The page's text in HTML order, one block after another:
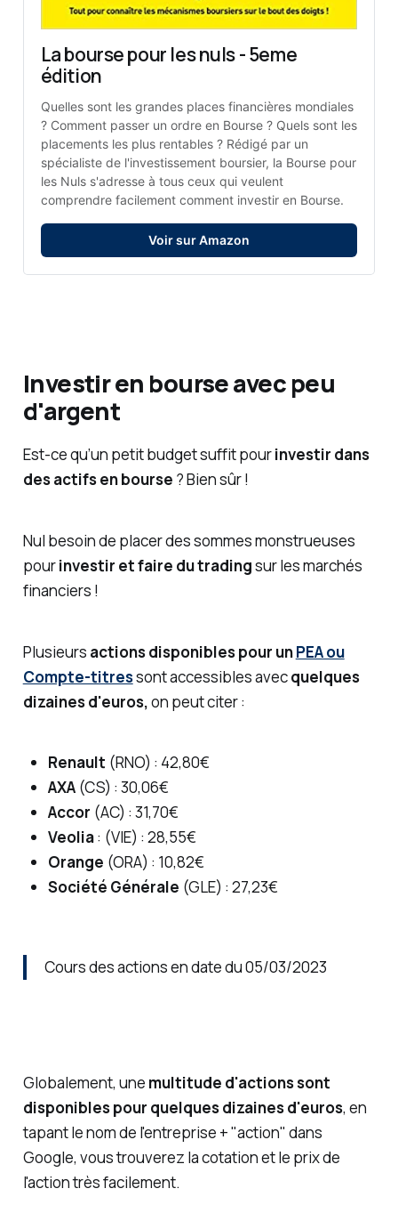
La bourse pour les nuls - 5eme
édition
Quelles sont les grandes places financières mondiales
? Comment passer un ordre en Bourse ? Quels sont les
placements les plus rentables ? Rédigé par un
spécialiste de l'investissement boursier, la Bourse pour
les Nuls s'adresse à tous ceux qui veulent
comprendre facilement comment investir en Bourse.
Voir sur Amazon
Investir en bourse avec peu
d'argent
Est-ce qu’un petit budget suffit pourinvestir dans
des actifs en bourse ? Bien sûr !
Nul besoin de placer des sommes monstrueuses
pourinvestir et faire du tradingsur les marchés
financiers !
Plusieurs actions disponibles pour unPEA ou
Compte-titressont accessibles avecquelques
dizaines d'euros,on peut citer :
Renault (RNO) : 42,80€
AXA(CS) : 30,06€
Accor (AC) : 31,70€
Veolia: (VIE) : 28,55€
Orange (ORA) : 10,82€
Société Générale (GLE) : 27,23€
Cours des actions en date du 05/03/2023
Globalement, une multitude d'actions sont
disponibles pour quelques dizaines d'euros, en
tapant le nom de l'entreprise + "action" dans
Google, vous trouverez la cotation et le prix de
l'action très facilement.